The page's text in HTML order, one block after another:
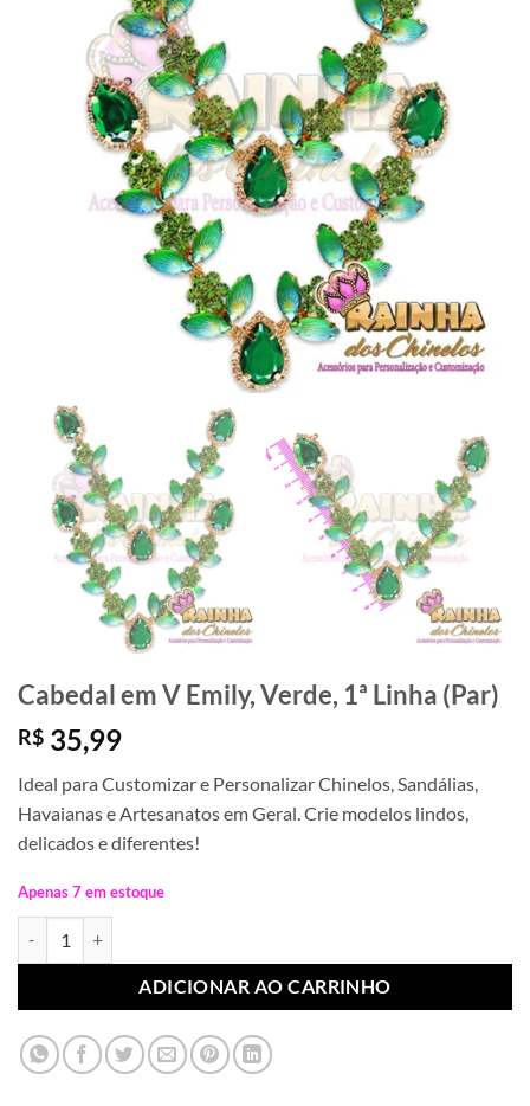
Cabedal em V Emily, Verde, 1ª Linha (Par)
R$ 35,99
Ideal para Customizar e Personalizar Chinelos, Sandálias,
Havaianas e Artesanatos em Geral. Crie modelos lindos,
delicados e diferentes!
Apenas 7 em estoque
ADICIONAR AO CARRINHO